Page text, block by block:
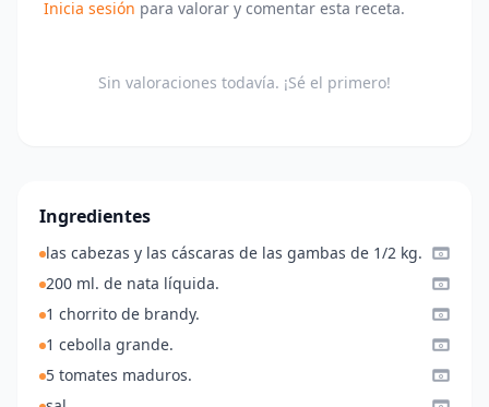
Inicia sesión para valorar y comentar esta receta.
Sin valoraciones todavía. ¡Sé el primero!
Ingredientes
las cabezas y las cáscaras de las gambas de 1/2 kg.
200 ml. de nata líquida.
1 chorrito de brandy.
1 cebolla grande.
5 tomates maduros.